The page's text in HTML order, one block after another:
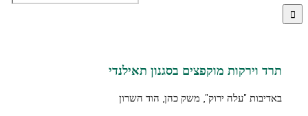
תרד וירקות מוקפצים בסגנון תאילנדי
באדיבות "עלה ירוק", משק כהן, הוד השרון